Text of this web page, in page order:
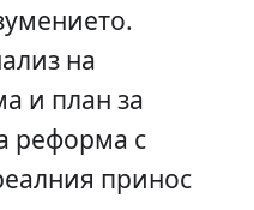
на
и план за
реформа с
принос